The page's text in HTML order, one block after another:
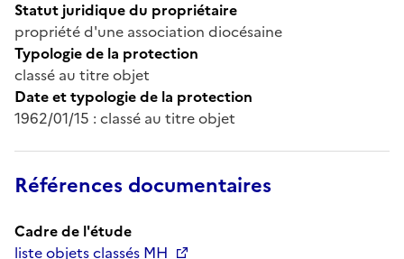
Statut juridique du propriétaire
propriété d'une association diocésaine
Typologie de la protection
classé au titre objet
Date et typologie de la protection
1962/01/15 : classé au titre objet
Références documentaires
Cadre de l'étude
liste objets classés MH